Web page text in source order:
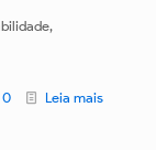
0 Leia mais